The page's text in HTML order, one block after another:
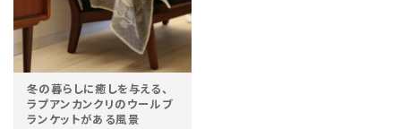
冬の暮らしに癒しを与える、
ラプアンカンクリのウールブ
ランケットがある風景